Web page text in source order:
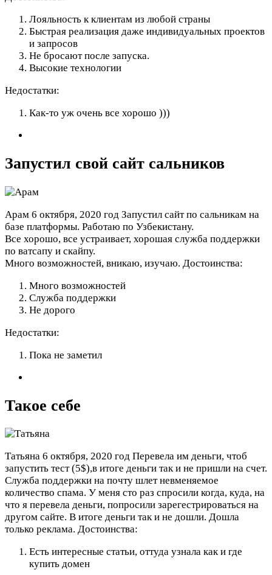
Лояльность к клиентам из любой страны
Быстрая реализация даже индивидуальных проектов
и запросов
Не бросают после запуска.
Высокие технологии
Недостатки:
Как-то уж очень все хорошо )))
Запустил свой сайт сальников
Арам 6 октября, 2020 год Запустил сайт по сальникам на
базе платформы. Работаю по Узбекистану.
Все хорошо, все устраивает, хорошая служба поддержки
по ватсапу и скайпу.
Много возможностей, вникаю, изучаю. Достоинства:
Много возможностей
Служба поддержки
Не дорого
Недостатки:
Пока не заметил
Такое себе
Татьяна 6 октября, 2020 год Перевела им деньги, чтоб
запустить тест (5$),в итоге деньги так и не пришли на счет.
Служба поддержки на почту шлет невменяемое
количество спама. У меня сто раз спросили когда, куда, на
что я перевела деньги, попросили зарегестрироваться на
другом сайте. В итоге деньги так и не дошли. Дошла
только реклама. Достоинства:
Есть интересные статьи, оттуда узнала как и где
купить домен